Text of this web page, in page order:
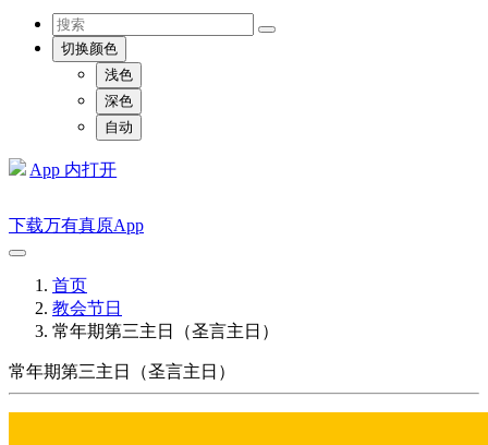
切换颜色
浅色
深色
自动
App 内打开
下载万有真原App
首页
教会节日
常年期第三主日（圣言主日）
常年期第三主日（圣言主日）